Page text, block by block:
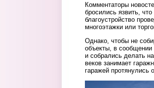
Комментаторы
бросились язвить,
благоустройство
многоэтажки или
Однако, чтобы не
объекты, в сообщении
и собрались делать
веков занимает
гаражей протянулись